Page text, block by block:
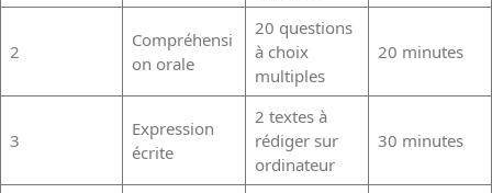
2
Compréhensi
on orale
20 questions
à choix
multiples
20 minutes
3
Expression
écrite
2 textes à
rédiger sur
ordinateur
30 minutes